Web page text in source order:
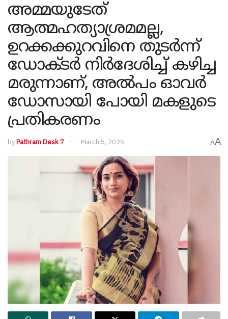
അമ്മയുടേത്
ആത്മഹത്യാശ്രമമല്ല,
ഉറക്കക്കുറവിനെ തുടര്‍ന്ന്
ഡോക്ടര്‍ നിര്‍ദേശിച്ച് കഴിച്ച
മരുന്നാണ്, അല്‍പം ഓവര്‍
ഡോസായി പോയി മകളുടെ
പ്രതികരണം
byPathram Desk 7 March 5, 2025 AA